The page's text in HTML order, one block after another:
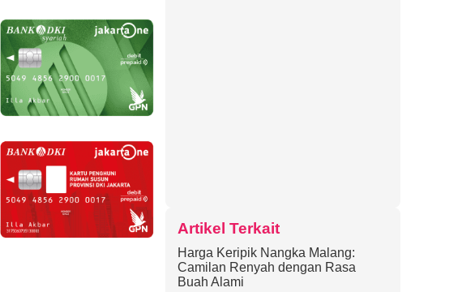
Artikel Terkait
Harga Keripik Nangka Malang:
Camilan Renyah dengan Rasa
Buah Alami